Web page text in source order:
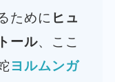
ために ヒュ
トール、ここ
ヨルムンガ